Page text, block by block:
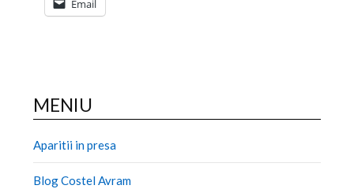
Email
MENIU
Aparitii in presa
Blog Costel Avram